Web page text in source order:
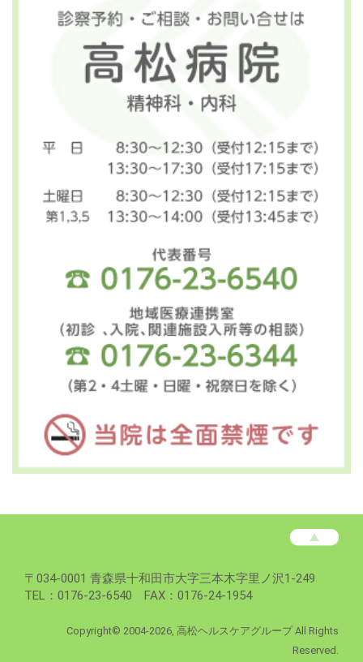
院
高
松
〒 034-0001 青森県十和田市大字三本木字里ノ沢1-249
TEL：0176-23-6540 FAX：0176-24-1954
Copyright© 2004-2026, 高松ヘルスケアグループ All Rights
Reserved.